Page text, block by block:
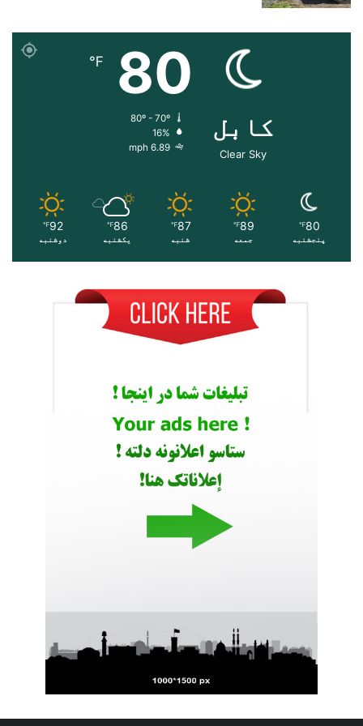
کابل
Clear Sky
80
℉
16%
6.89 mph
80
℉
پنجشنبه
89
℉
جمعه
87
℉
شنبه
86
℉
یکشنبه
92
℉
دوشنبه